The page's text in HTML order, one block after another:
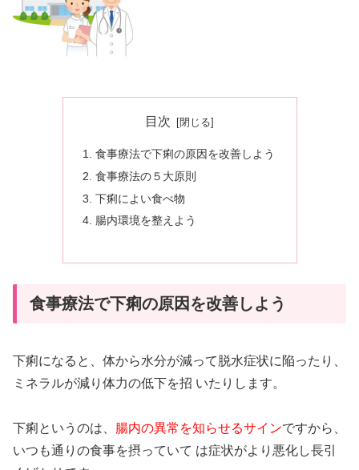
目次
食事療法で下痢の原因を改善しよう
食事療法の５大原則
下痢によい食べ物
腸内環境を整えよう
食事療法で下痢の原因を改善しよう
下痢になると、体から水分が減って脱水症状に陥ったり、
ミネラルが減り体力の低下を招 いたりします。
下痢というのは、 腸内の異常を知らせるサインですから、
いつも通りの食事を摂っていて は症状がより悪化し長引